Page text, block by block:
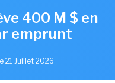
400 M $ en
emprunt
21 Juillet 2026